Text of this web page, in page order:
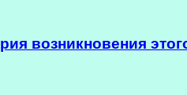
возникновения